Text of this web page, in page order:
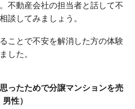
不動産会社の担当者と話して不
談してみましょう。
ことで不安を解消した方の体験
した。
ったためで分譲マンションを売
性）